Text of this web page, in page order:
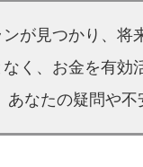
が見つかり、将
く、お金を有効
あなたの疑問や不